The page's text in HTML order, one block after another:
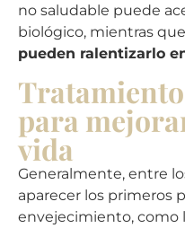
no saludable puede
biológico, mientras que
pueden ralentizarlo
para
vida
Generalmente, entre
aparecer los primeros
envejecimiento, como